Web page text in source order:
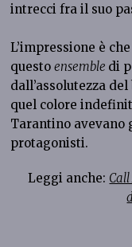
intrecci fra il suo
L’impressione è che
questoensemble di
dall’assolutezza
quel colore
Tarantino
protagonisti.
Leggi anche: